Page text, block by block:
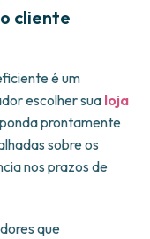
cliente
é um
escolher sua loja
prontamente
sobre os
nos prazos de
que